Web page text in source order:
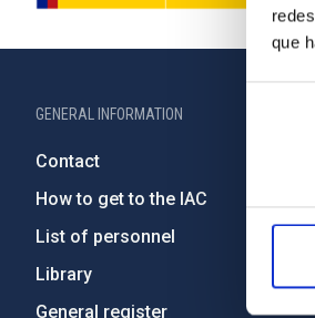
que
GENERAL INFORMATION
Contact
How to get to the IAC
List of personnel
Library
General register